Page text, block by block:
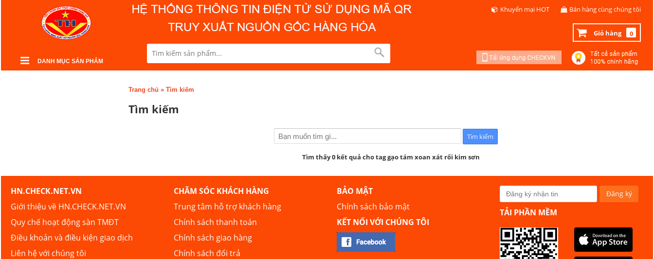
DANH MỤC SẢN PHẨM
Khuyến mại HOT Bán hàng cùng chúng tôi
Giỏ hàng 0
Trang chủ » Tìm kiếm
Tìm kiếm
Tìm thấy 0 kết quả cho tag gạo tám xoan xát rối kim sơn
HN.CHECK.NET.VN
Giới thiệu về HN.CHECK.NET.VN
Quy chế hoạt động sàn TMĐT
Điều khoản và điều kiện giao dịch
Liên hệ với chúng tôi
CHĂM SÓC KHÁCH HÀNG
Trung tâm hỗ trợ khách hàng
Chính sách thanh toán
Chính sách giao hàng
Chính sách đổi trả
BẢO MẬT
Chính sách bảo mật
KẾT NỐI VỚI CHÚNG TÔI
TẢI PHẦN MỀM